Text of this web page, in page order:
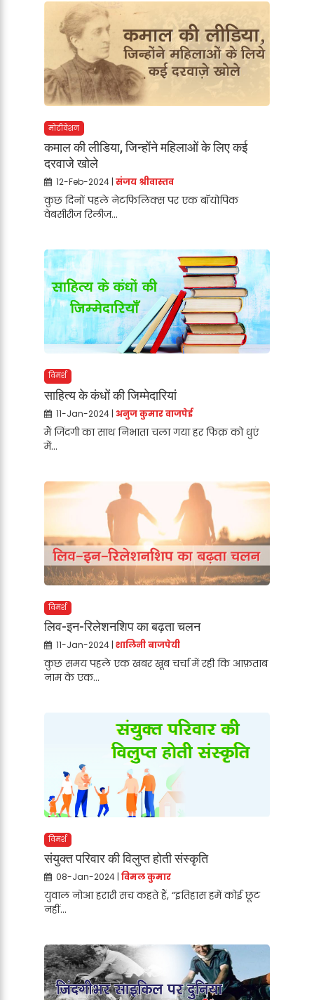
मोटीवेशन
कमाल की लीडिया, जिन्होंने महिलाओं के लिए कई
दरवाजे खोले
12-Feb-2024 | संजय श्रीवास्तव
कुछ दिनों पहले नेटफिलिक्स पर एक बॉयोपिक
वेबसीरीज रिलीज...
विमर्श
साहित्य के कंधों की जिम्मेदारियां
11-Jan-2024 | अनुज कुमार वाजपेई
मैं जिंदगी का साथ निभाता चला गया हर फिक्र को धुएं
में...
विमर्श
लिव-इन-रिलेशनशिप का बढ़ता चलन
11-Jan-2024 | शालिनी बाजपेयी
कुछ समय पहले एक खबर खूब चर्चा में रही कि आफ़ताब
नाम के एक...
विमर्श
संयुक्त परिवार की विलुप्त होती संस्कृति
08-Jan-2024 | विमल कुमार
युवाल नोआ हरारी सच कहते हैं, “इतिहास हमें कोई छूट
नहीं...